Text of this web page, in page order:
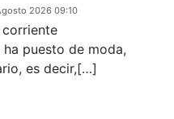
2026 09:10
corriente
puesto de moda,
es decir,[…]